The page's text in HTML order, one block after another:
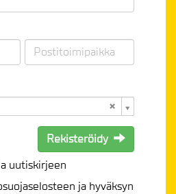
Rekisteröidy
uutiskirjeen
ja hyväksyn